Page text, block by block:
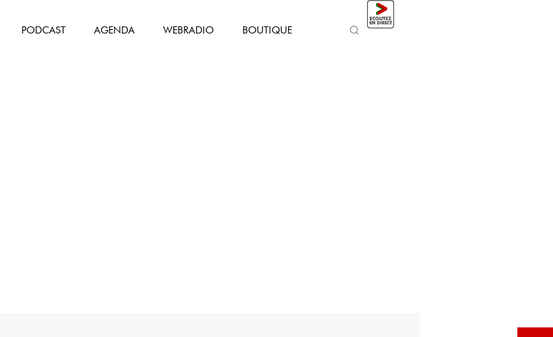
PODCAST AGENDA WEBRADIO BOUTIQUE